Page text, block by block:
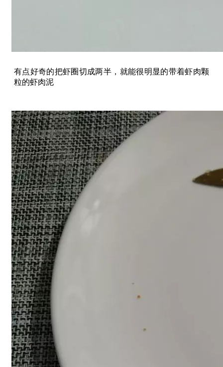
有点好奇的把虾圈切成两半，就能很明显的带着虾肉颗
粒的虾肉泥